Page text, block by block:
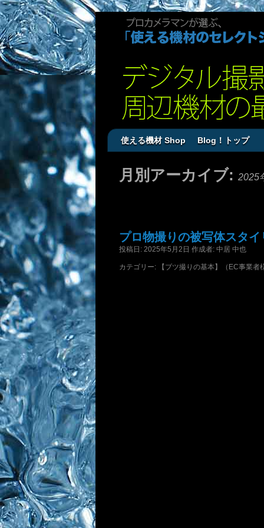
使える機材 Shop Blog！トップ
月別アーカイブ: 2025
プロ物撮りの被写体スタ
投稿日: 2025年5月2日 作成者: 中居 中也
カテゴリー: 【ブツ撮りの基本】（EC事業者